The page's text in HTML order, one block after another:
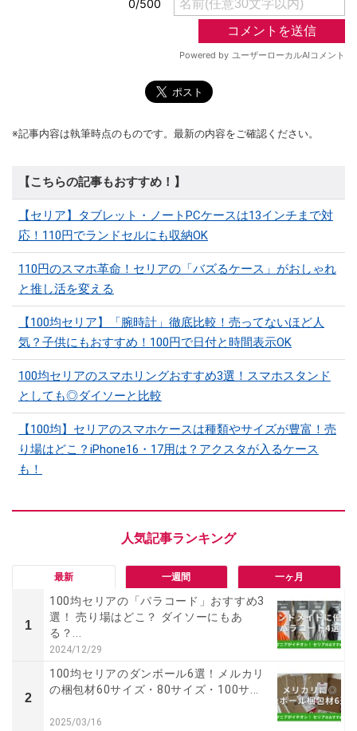
※記事内容は執筆時点のものです。最新の内容をご確認ください。
【こちらの記事もおすすめ！】
【セリア】タブレット・ノートPCケースは13インチまで対
応！110円でランドセルにも収納OK
110円のスマホ革命！セリアの「バズるケース」がおしゃれ
と推し活を変える
【100均セリア】「腕時計」徹底比較！売ってないほど人
気？子供にもおすすめ！100円で日付と時間表示OK
100均セリアのスマホリングおすすめ3選！スマホスタンド
としても◎ダイソーと比較
【100均】セリアのスマホケースは種類やサイズが豊富！売
り場はどこ？iPhone16・17用は？アクスタが入るケース
も！
最新 一週間 一ヶ月
1
100均セリアの「パラコード」おすすめ3
選！ 売り場はどこ？ ダイソーにもあ
る？...
2024/12/29
2
100均セリアのダンボール6選！メルカリ
の梱包材60サイズ・80サイズ・100サ...
2025/03/16